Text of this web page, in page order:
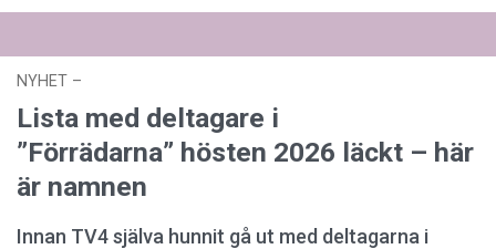
NYHET –
Lista med deltagare i
”Förrädarna” hösten 2026 läckt – här
är namnen
Innan TV4 själva hunnit gå ut med deltagarna i